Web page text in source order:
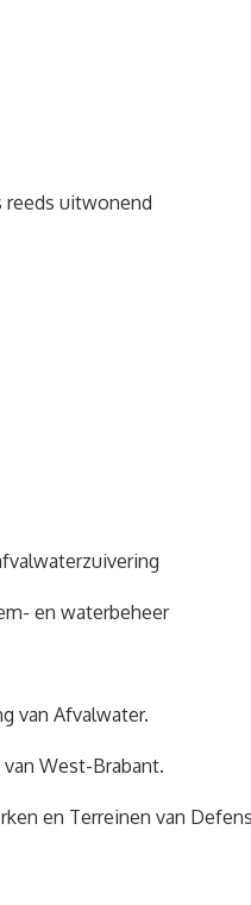
uitwonend
en waterbeheer
van Afvalwater.
West-Brabant.
en Terreinen van